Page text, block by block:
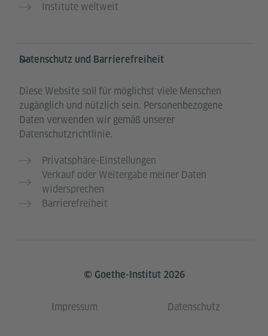
Institute weltweit
Datenschutz und Barrierefreiheit
Diese Website soll für möglichst viele Menschen
zugänglich und nützlich sein. Personenbezogene
Daten verwenden wir gemäß unserer
Datenschutzrichtlinie.
Privatsphäre-Einstellungen
Verkauf oder Weitergabe meiner Daten
widersprechen
Barrierefreiheit
© Goethe-Institut 2026
Impressum Datenschutz